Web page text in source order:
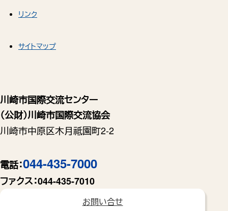
川崎市国際交流センター
（公財）川崎市国際交流協会
川崎市中原区木月祗園町2-2
電話：044-435-7000
ファクス：044-435-7010
お問い合せ
リンク
サイトマップ